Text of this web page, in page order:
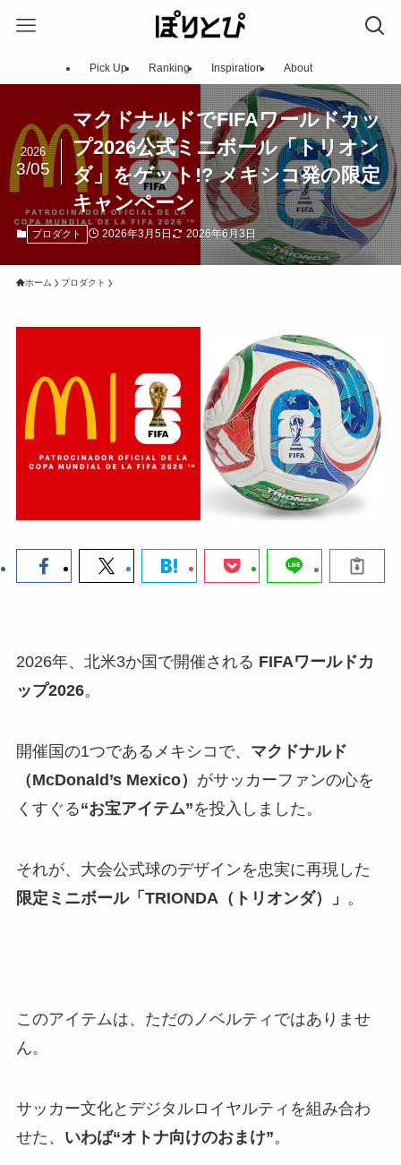
Pick Up Ranking Inspiration About
マクドナルドでFIFAワールドカッ
プ2026公式ミニボール「トリオン
ダ」をゲット!? メキシコ発の限定
キャンペーン
2026
3/05
プロダクト 2026年3月5日 2026年6月3日
ホーム プロダクト
2026年、北米3か国で開催される FIFAワールドカ
ップ2026。
開催国の1つであるメキシコで、 マクドナルド
（McDonald’s Mexico） がサッカーファンの心を
くすぐる“お宝アイテム”を投入しました。
それが、大会公式球のデザインを忠実に再現した
限定ミニボール「TRIONDA（トリオンダ）」 。
このアイテムは、ただのノベルティではありませ
ん。
サッカー文化とデジタルロイヤルティを組み合わ
せた、 いわば“オトナ向けのおまけ”。